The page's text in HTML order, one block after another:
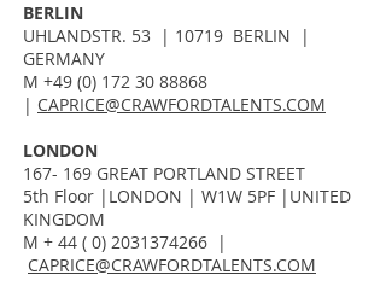
BERLIN
UHLANDSTR. 53 | 10719 BERLIN |
GERMANY
M +49 (0) 172 30 88868
| CAPRICE@CRAWFORDTALENTS.COM
LONDON
167- 169 GREAT PORTLAND STREET
5th Floor |LONDON | W1W 5PF |UNITED
KINGDOM
M + 44 ( 0) 2031374266 |
CAPRICE@CRAWFORDTALENTS.COM